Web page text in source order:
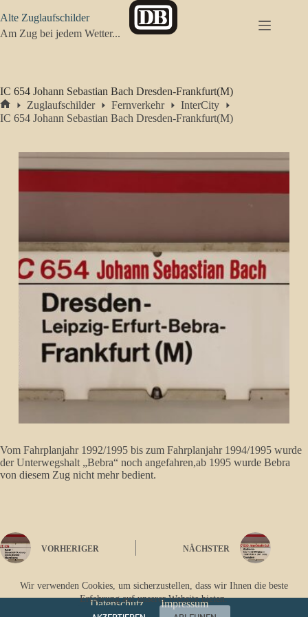
Inhalt
springen
Wir verwenden Cookies, um sicherzustellen, dass wir Ihnen die beste
Erfahrung auf unserer Website bieten.
Alte Zuglaufschilder
Am Zug bei jedem Wetter...
IC 654 Johann Sebastian Bach Dresden-Frankfurt(M)
Start
Zuglaufschilder Fernverkehr
InterCity
IC 654 Johann Sebastian Bach Dresden-Frankfurt(M)
Vom Fahrplanjahr 1992/1995 bis zum Fahrplanjahr 1994/1995 wurde
der Unterwegshalt „Bebra“ noch angefahren,ab 1995 wurde Bebra
von diesem Zug nicht mehr bedient.
VORHERIGER NÄCHSTER
Datenschutz Impressum